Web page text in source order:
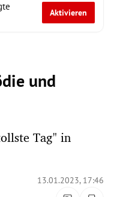
Aktivieren
und
Tag" in
13.01.2023, 17:46